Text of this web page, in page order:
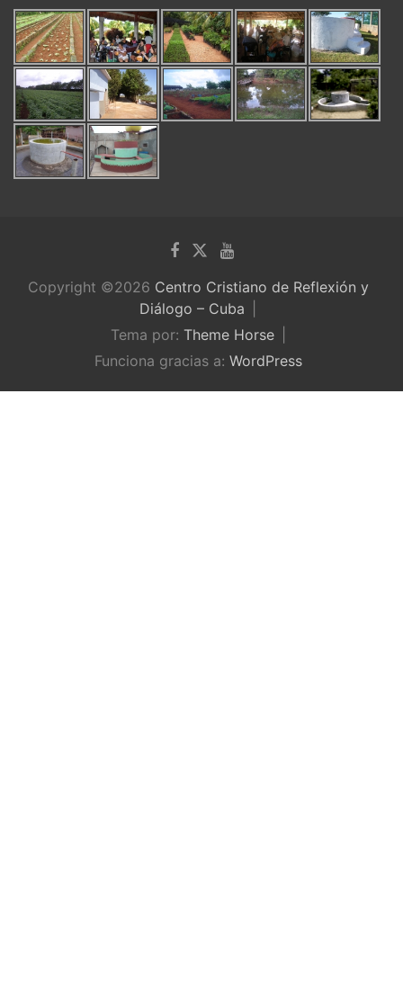
Copyright ©2026 Centro Cristiano de Reflexión y
Diálogo – Cuba
Tema por: Theme Horse
Funciona gracias a: WordPress